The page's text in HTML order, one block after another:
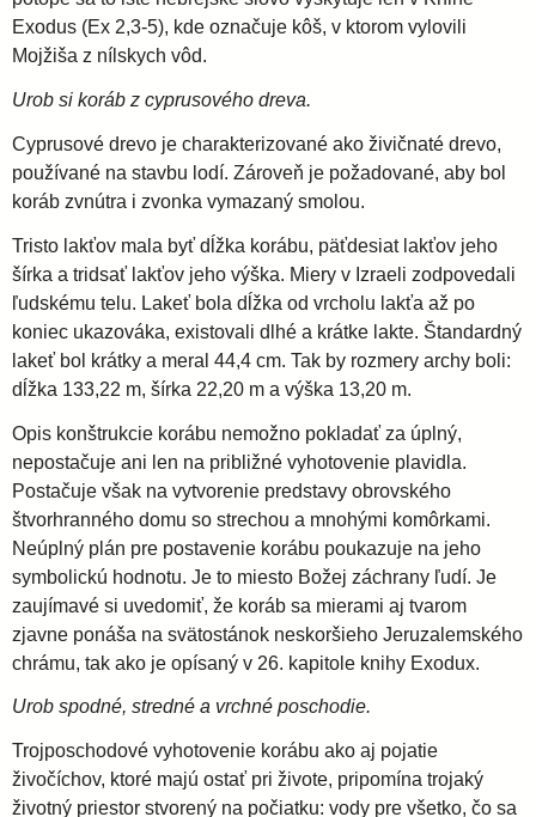
Exodus (Ex 2,3-5), kde označuje kôš, v ktorom vylovili
Mojžiša z nílskych vôd.
Urob si koráb z cyprusového dreva.
Cyprusové drevo je charakterizované ako živičnaté drevo,
používané na stavbu lodí. Zároveň je požadované, aby bol
koráb zvnútra i zvonka vymazaný smolou.
Tristo lakťov mala byť dĺžka korábu, päťdesiat lakťov jeho
šírka a tridsať lakťov jeho výška. Miery v Izraeli zodpovedali
ľudskému telu. Lakeť bola dĺžka od vrcholu lakťa až po
koniec ukazováka, existovali dlhé a krátke lakte. Štandardný
lakeť bol krátky a meral 44,4 cm. Tak by rozmery archy boli:
dĺžka 133,22 m, šírka 22,20 m a výška 13,20 m.
Opis konštrukcie korábu nemožno pokladať za úplný,
nepostačuje ani len na približné vyhotovenie plavidla.
Postačuje však na vytvorenie predstavy obrovského
štvorhranného domu so strechou a mnohými komôrkami.
Neúplný plán pre postavenie korábu poukazuje na jeho
symbolickú hodnotu. Je to miesto Božej záchrany ľudí. Je
zaujímavé si uvedomiť, že koráb sa mierami aj tvarom
zjavne ponáša na svätostánok neskoršieho Jeruzalemského
chrámu, tak ako je opísaný v 26. kapitole knihy Exodux.
Urob spodné, stredné a vrchné poschodie.
Trojposchodové vyhotovenie korábu ako aj pojatie
živočíchov, ktoré majú ostať pri živote, pripomína trojaký
životný priestor stvorený na počiatku: vody pre všetko, čo sa